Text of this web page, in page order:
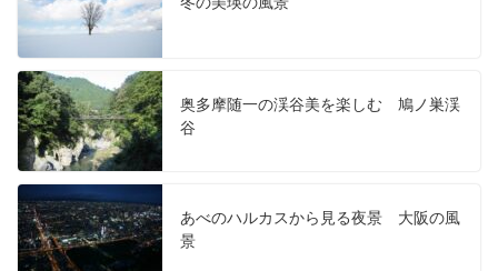
奥多摩随一の渓谷美を楽しむ 鳩ノ巣渓
谷
あべのハルカスから見る夜景 大阪の風
景